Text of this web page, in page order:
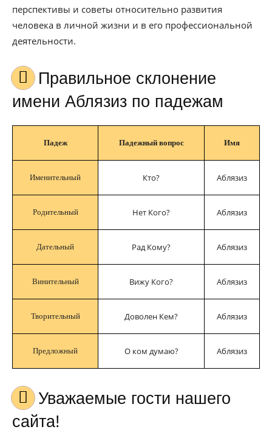
перспективы и советы относительно развития
человека в личной жизни и в его профессиональной
деятельности.
Правильное склонение
имени Аблязиз по падежам
Падеж Падежный вопрос Имя
Именительный Кто? Аблязиз
Родительный Нет Кого? Аблязиз
Дательный Рад Кому? Аблязиз
Винительный Вижу Кого? Аблязиз
Творительный Доволен Кем? Аблязиз
Предложный О ком думаю? Аблязиз
Уважаемые гости нашего
сайта!